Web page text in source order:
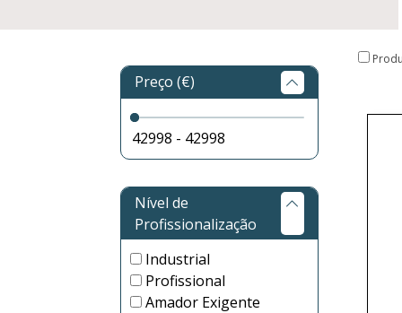
Preço (€)
Nível de
Profissionalização
Industrial
Profissional
Amador Exigente